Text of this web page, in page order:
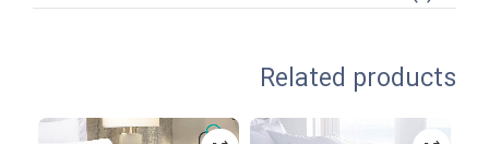
Related products